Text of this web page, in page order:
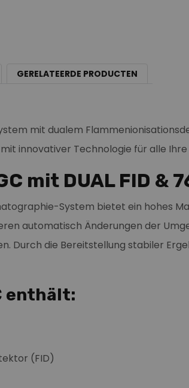
GERELATEERDE PRODUCTEN
mit dualem
innovativer Technologie für alle
mit DUAL FID &
System bietet ein hohes
automatisch Änderungen der
Durch die Bereitstellung stabiler
enthält:
(FID)